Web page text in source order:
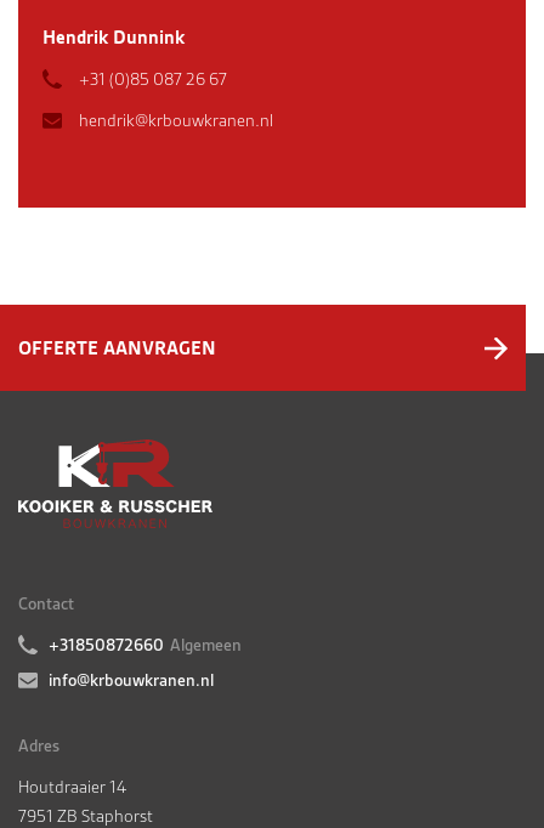
Hendrik Dunnink
+31 (0)85 087 26 67
hendrik@krbouwkranen.nl
OFFERTE AANVRAGEN
Contact
+31850872660 Algemeen
info@krbouwkranen.nl
Adres
Houtdraaier 14
7951 ZB Staphorst